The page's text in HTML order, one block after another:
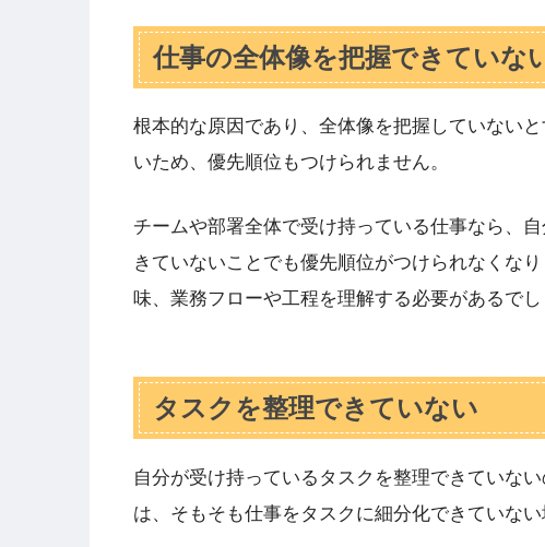
仕事の全体像を把握できていな
根本的な原因であり、全体像を把握していない
いため、優先順位もつけられません。
チームや部署全体で受け持っている仕事なら、
きていないことでも優先順位がつけられなくな
味、業務フローや工程を理解する必要があるでし
タスクを整理できていない
自分が受け持っているタスクを整理できていな
は、そもそも仕事をタスクに細分化できていない